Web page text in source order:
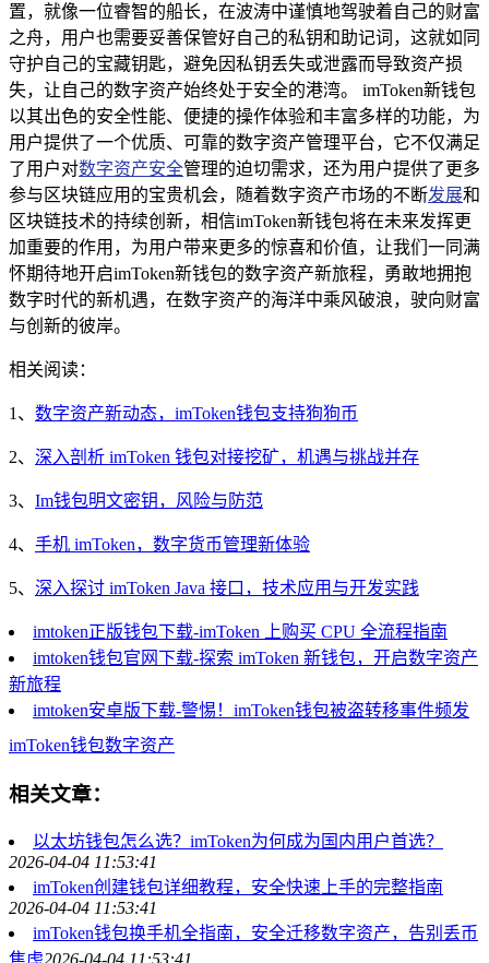
置，就像一位睿智的船长，在波涛中谨慎地驾驶着自己的财富
之舟，用户也需要妥善保管好自己的私钥和助记词，这就如同
守护自己的宝藏钥匙，避免因私钥丢失或泄露而导致资产损
失，让自己的数字资产始终处于安全的港湾。 imToken新钱包
以其出色的安全性能、便捷的操作体验和丰富多样的功能，为
用户提供了一个优质、可靠的数字资产管理平台，它不仅满足
了用户对数字资产安全管理的迫切需求，还为用户提供了更多
参与区块链应用的宝贵机会，随着数字资产市场的不断发展和
区块链技术的持续创新，相信imToken新钱包将在未来发挥更
加重要的作用，为用户带来更多的惊喜和价值，让我们一同满
怀期待地开启imToken新钱包的数字资产新旅程，勇敢地拥抱
数字时代的新机遇，在数字资产的海洋中乘风破浪，驶向财富
与创新的彼岸。
相关阅读：
1、 数字资产新动态，imToken钱包支持狗狗币
2、 深入剖析 imToken 钱包对接挖矿，机遇与挑战并存
3、 Im钱包明文密钥，风险与防范
4、 手机 imToken，数字货币管理新体验
5、 深入探讨 imToken Java 接口，技术应用与开发实践
imtoken正版钱包下载-imToken 上购买 CPU 全流程指南
imtoken钱包官网下载-探索 imToken 新钱包，开启数字资产
新旅程
imtoken安卓版下载-警惕！imToken钱包被盗转移事件频发
imToken钱包数字资产
相关文章：
以太坊钱包怎么选？imToken为何成为国内用户首选？
2026-04-04 11:53:41
imToken创建钱包详细教程，安全快速上手的完整指南
2026-04-04 11:53:41
imToken钱包换手机全指南，安全迁移数字资产，告别丢币